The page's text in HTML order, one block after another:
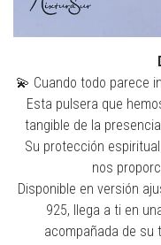
💫 Cuando todo parece
Esta pulsera que
tangible de la
Su protección
nos
Disponible en versión
925, llega a ti en
acompañada de su